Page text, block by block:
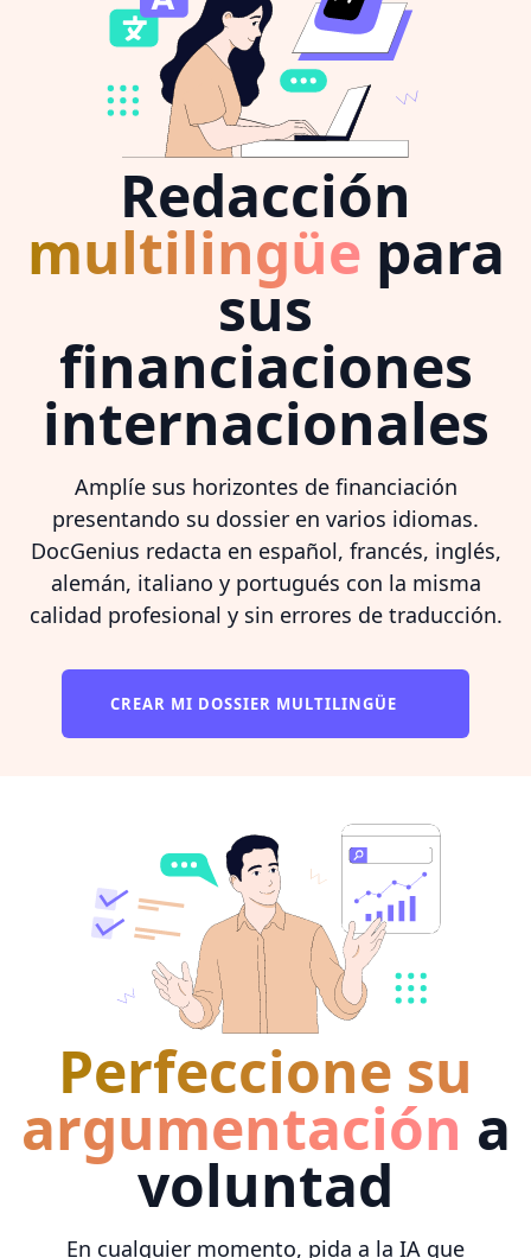
Redacción
multilingüe para
sus
financiaciones
internacionales
Amplíe sus horizontes de financiación
presentando su dossier en varios idiomas.
DocGenius redacta en español, francés, inglés,
alemán, italiano y portugués con la misma
calidad profesional y sin errores de traducción.
CREAR MI DOSSIER MULTILINGÜE
Perfeccione su
argumentación a
voluntad
En cualquier momento, pida a la IA que